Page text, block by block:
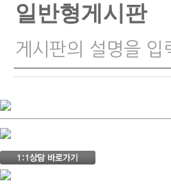
일반형게시판
게시판의 설명을 입